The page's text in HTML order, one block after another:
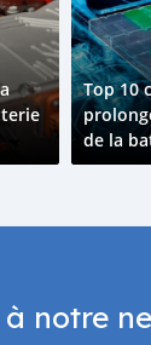
Top 10
de la
à notre